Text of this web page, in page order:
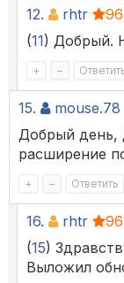
12. rhtr 96
(11) Добрый.
+ –
15. mouse.78
Добрый день,
расширение
+ – Ответить
16. rhtr 96
(15)
Выложил